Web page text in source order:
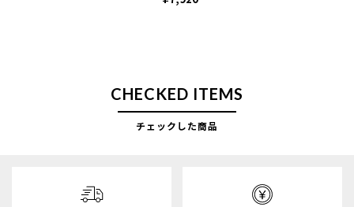
CHECKED ITEMS
チェックした商品